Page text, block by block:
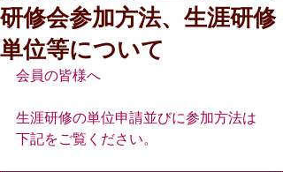
研修会参加方法、生涯研修
単位等について
会員の皆様へ
生涯研修の単位申請並びに参加方法は
下記をご覧ください。